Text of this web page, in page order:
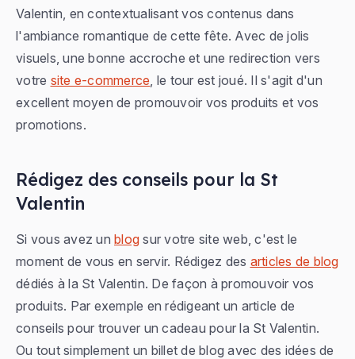
Valentin, en contextualisant vos contenus dans
l'ambiance romantique de cette fête. Avec de jolis
visuels, une bonne accroche et une redirection vers
votre site e-commerce , le tour est joué. Il s'agit d'un
excellent moyen de promouvoir vos produits et vos
promotions.
Rédigez des conseils pour la St
Valentin
Si vous avez un blog sur votre site web, c'est le
moment de vous en servir. Rédigez des articles de blog
dédiés à la St Valentin. De façon à promouvoir vos
produits. Par exemple en rédigeant un article de
conseils pour trouver un cadeau pour la St Valentin.
Ou tout simplement un billet de blog avec des idées de